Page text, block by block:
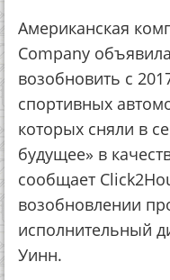
Американская
Company
возобновить с
спортивных
которых сняли в
будущее» в
сообщает
возобновлении
исполнительный
Уинн.